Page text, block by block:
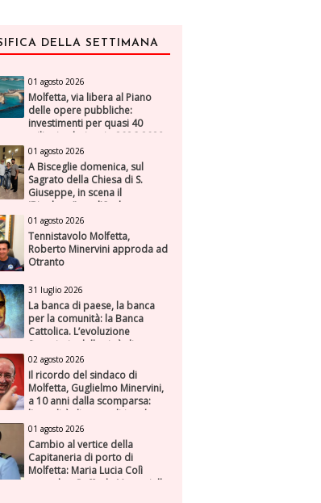
DELLA SETTIMANA
01 agosto 2026
Molfetta, via libera al Piano
delle opere pubbliche:
investimenti per quasi 40
milioni nel triennio 2026-2028
01 agosto 2026
A Bisceglie domenica, sul
Sagrato della Chiesa di S.
Giuseppe, in scena il
“Rigoletto” con l’Orchestra
Sinfonica Federiciana
01 agosto 2026
Tennistavolo Molfetta,
Roberto Minervini approda ad
Otranto
31 luglio 2026
La banca di paese, la banca
per la comunità: la Banca
Cattolica. L’evoluzione
finanziaria della città di
Molfetta (Parte seconda)
02 agosto 2026
Il ricordo del sindaco di
Molfetta, Guglielmo Minervini,
a 10 anni dalla scomparsa:
l'attualità di una politica che
genera futuro
01 agosto 2026
Cambio al vertice della
Capitaneria di porto di
Molfetta: Maria Lucia Colì
succede a Raffaele Muscariello